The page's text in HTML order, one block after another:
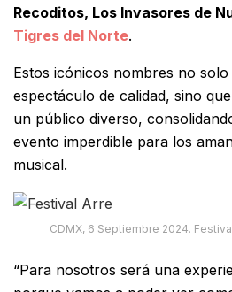
Recoditos, Los Invasores de
Tigres del Norte.
Estos icónicos nombres no
espectáculo de calidad, sino
un público diverso,
evento imperdible para los
musical.
CDMX, 6 Septiembre 2024.
“Para nosotros será una